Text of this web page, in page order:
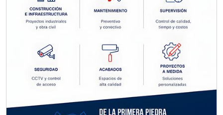
Empresa en Querétaro
Requiere:
RECURSOS HUMANOS
Especificaciones:
Requisitos: Otorgar condiciones de
crédito acordes a las políticas del